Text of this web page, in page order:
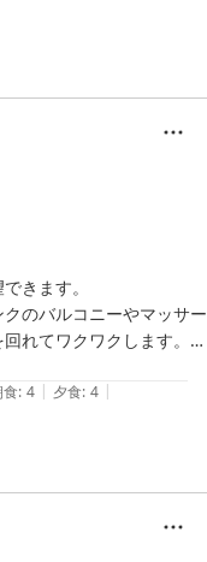
いですね。
きます。
のバルコニーやマッサー
れてワクワクします。
気持ちが良いです。
いっぱいになりました。
: 4 | 夕食: 4 |